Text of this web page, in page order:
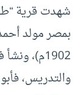
شهدت قرية “طه
1902م)،
والتدريس،